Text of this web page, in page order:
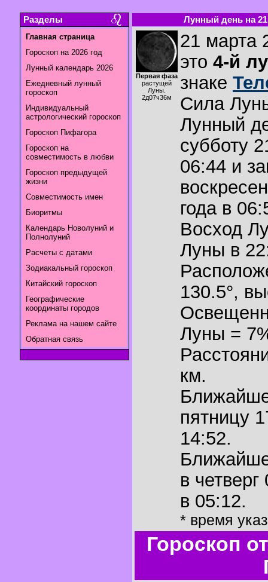
Разделы
Главная страница
Гороскоп на 2026 год
Лунный календарь 2026
Ежедневный лунный
гороскоп
Индивидуальный
астрологический гороскоп
Гороскоп Пифагора
Гороскоп на
совместимость в любви
Гороскоп предыдущей
жизни
Совместимость имен
Биоритмы
Календарь Новолуний и
Полнолуний
Расчеты с датами
Зодиакальный гороскоп
Китайский гороскоп
Географические
координаты городов
Реклама на нашем сайте
Обратная связь
Лунный день на
Первая фаза
растущей
Луны.
2д07ч36м
21 марта
это 4-й
знаке
Сила
Лунный
субботу
06:44 и
года в
Восход
Луны в
130.5°,
Луны =
км.
пятницу
14:52.
в
в 05:12.
* время
Гороскоп